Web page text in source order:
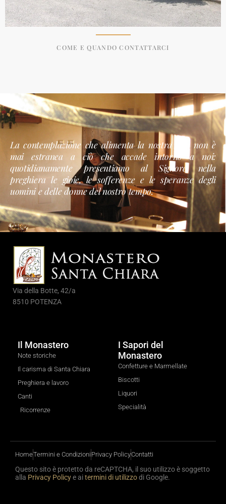
COME E QUANDO CONTATTARCI
La contemplazione che alimenta la nostra vita non è
mai estranea a ciò che accade intorno a noi:
quotidianamente presentiamo al Signore nella
preghiera le gioie, le sofferenze e le speranze degli
uomini e delle donne del nostro tempo.
Via della Botte, 42/a
8510 POTENZA
Il Monastero
Note storiche
Il carisma di Santa Chiara
Preghiera e lavoro
Canti
Ricorrenze
I Sapori del
Monastero
Confetture e Marmellate
Biscotti
Liquori
Specialità
HomeTermini e Condizioni Privacy PolicyContatti
Questo sito è protetto da reCAPTCHA, il suo utilizzo è soggetto
alla Privacy Policye aitermini di utilizzodi Google.